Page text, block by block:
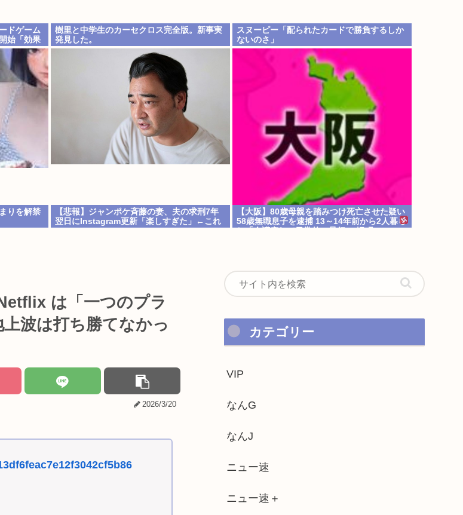
ドゲーム
始「効果
樹里と中学生のカーセクロス完全版。新事実
発見した。
スヌーピー「配られたカードで勝負するしか
ないのさ」
りを解禁
【悲報】ジャンポケ斉藤の妻、夫の求刑7年
翌日にInstagram更新「楽しすぎた」←これ
【大阪】80歳母親を踏みつけ死亡させた疑い
58歳無職息子を逮捕 13～14年前から2人暮ら
は「一つのプラ
波は打ち勝てなかっ
2026/3/20
カテゴリー
VIP
なんG
なんJ
ニュー速
ニュー速＋